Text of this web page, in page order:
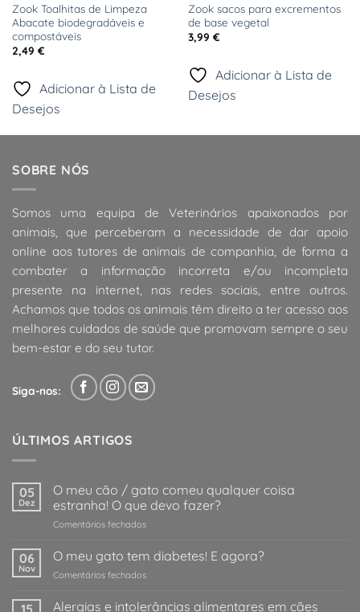
Zook Toalhitas de Limpeza
Abacate biodegradáveis e
compostáveis
2,49 €
Adicionar à Lista de
Desejos
Zook sacos para excrementos
de base vegetal
3,99 €
Adicionar à Lista de
Desejos
SOBRE NÓS
Somos uma equipa de Veterinários apaixonados por
animais, que perceberam a necessidade de dar apoio
online aos tutores de animais de companhia, de forma a
combater a informação incorreta e/ou incompleta
presente na internet, nas redes sociais, entre outros.
Achamos que todos os animais têm direito a ter acesso aos
melhores cuidados de saúde que promovam sempre o seu
bem-estar e do seu tutor.
Siga-nos:
ÚLTIMOS ARTIGOS
05
Dez
O meu cão / gato comeu qualquer coisa
estranha! O que devo fazer?
Comentários fechadosem
meu
cão
/
comeu
06
Nov
O meu gato tem diabetes! E agora?
Comentários fechadosem
meu
15 Alergias e intolerâncias alimentares em cães